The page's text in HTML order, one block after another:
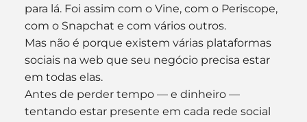
para lá. Foi assim com o Vine, com o Periscope,
com o Snapchat e com vários outros.
Mas não é porque existem várias plataformas
sociais na web que seu negócio precisa estar
em todas elas.
Antes de perder tempo — e dinheiro —
tentando estar presente em cada rede social